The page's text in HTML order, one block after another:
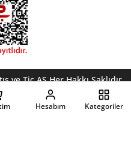
ve Tic AŞ Her Hakkı Saklıdır.
Kullanm Koşulları
Çerez
Hesabım Kategoriler